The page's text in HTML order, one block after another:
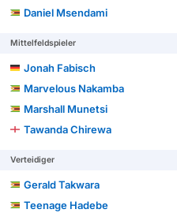
Daniel Msendami
Mittelfeldspieler
Jonah Fabisch
Marvelous Nakamba
Marshall Munetsi
Tawanda Chirewa
Verteidiger
Gerald Takwara
Teenage Hadebe